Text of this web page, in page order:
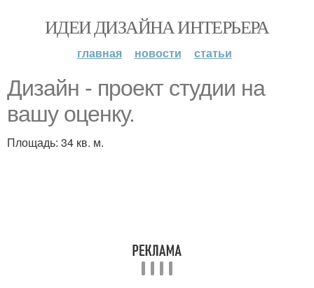
ИДЕИ ДИЗАЙНА ИНТЕРЬЕРА
главная новости статьи
Дизайн - проект студии на
вашу оценку.
Площадь: 34 кв. м.